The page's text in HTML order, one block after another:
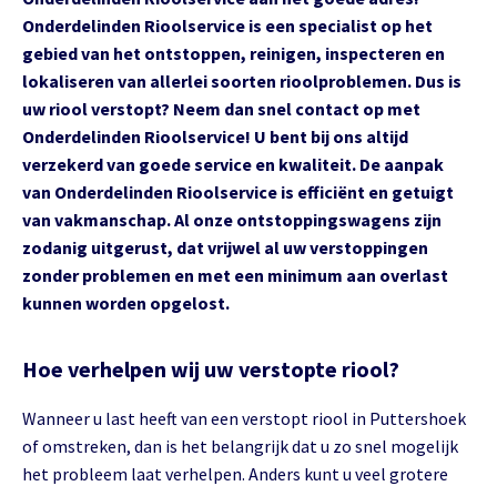
Onderdelinden Rioolservice is een specialist op het
gebied van het ontstoppen, reinigen, inspecteren en
lokaliseren van allerlei soorten rioolproblemen. Dus is
uw riool verstopt? Neem dan snel contact op met
Onderdelinden Rioolservice! U bent bij ons altijd
verzekerd van goede service en kwaliteit. De aanpak
van Onderdelinden Rioolservice is efficiënt en getuigt
van vakmanschap. Al onze ontstoppingswagens zijn
zodanig uitgerust, dat vrijwel al uw verstoppingen
zonder problemen en met een minimum aan overlast
kunnen worden opgelost.
Hoe verhelpen wij uw verstopte riool?
Wanneer u last heeft van een verstopt riool in Puttershoek
of omstreken, dan is het belangrijk dat u zo snel mogelijk
het probleem laat verhelpen. Anders kunt u veel grotere